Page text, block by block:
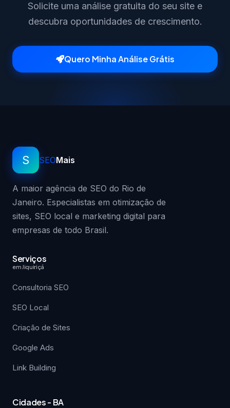
Solicite uma análise gratuita do seu site e
descubra oportunidades de crescimento.
Quero Minha Análise Grátis
S SEOMais
A maior agência de SEO do Rio de
Janeiro. Especialistas em otimização de
sites, SEO local e marketing digital para
empresas de todo Brasil.
Serviços
em Jiquiriçá
Consultoria SEO
SEO Local
Criação de Sites
Google Ads
Link Building
Cidades - BA